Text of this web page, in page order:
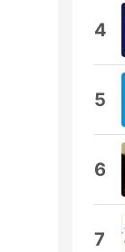
4
5
6
7